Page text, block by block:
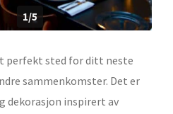
1/5
perfekt sted for ditt neste
sammenkomster. Det er
dekorasjon inspirert av